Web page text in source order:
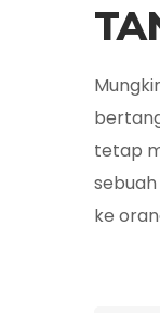
tetap
ke